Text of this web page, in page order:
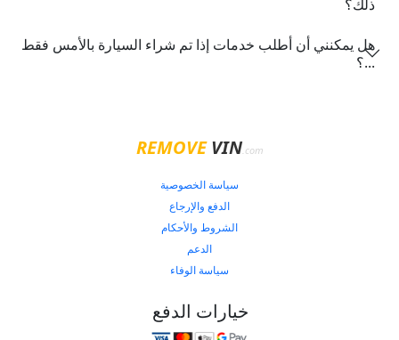
ذلك؟
هل يمكنني أن أطلب خدمات إذا تم شراء السيارة بالأمس فقط
...؟
REMOVEVIN.com
سياسة الخصوصية
الدفع والإرجاع
الشروط والأحكام
الدعم
سياسة الوفاء
خيارات الدفع